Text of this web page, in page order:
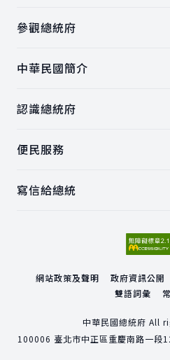
參觀總統府
中華民國簡介
認識總統府
便民服務
寫信給總統
網站政策及聲明 政府資訊公開
雙語詞彙
中華民國總統府 All
100006 臺北市中正區重慶南路一段